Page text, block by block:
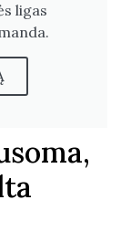
ligas